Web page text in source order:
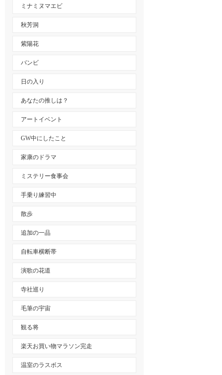
ミナミヌマエビ
秋芳洞
紫陽花
バンビ
日の入り
あなたの推しは？
アートイベント
GW中にしたこと
家康のドラマ
ミステリー食事会
手乗り練習中
散歩
追加の一品
自転車横断帯
演歌の花道
寺社巡り
毛筆の宇宙
観る将
楽天お買い物マラソン完走
温室のラスボス